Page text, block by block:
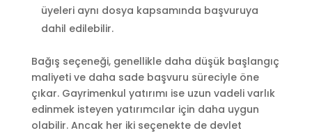
üyeleri aynı dosya kapsamında başvuruya
dahil edilebilir.
Bağış seçeneği, genellikle daha düşük başlangıç
maliyeti ve daha sade başvuru süreciyle öne
çıkar. Gayrimenkul yatırımı ise uzun vadeli varlık
edinmek isteyen yatırımcılar için daha uygun
olabilir. Ancak her iki seçenekte de devlet